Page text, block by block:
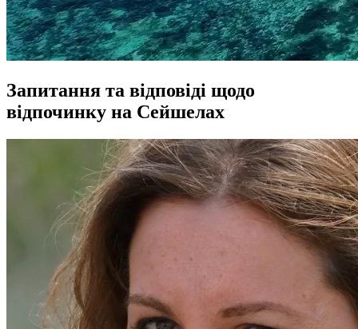
Запитання та відповіді щодо
відпочинку на Сейшелах